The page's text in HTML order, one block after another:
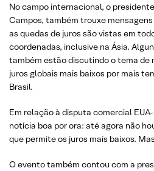
No campo internacional, o
Campos, também trouxe
as quedas de juros são vistas em
coordenadas, inclusive na Ásia.
também estão discutindo o tema de
juros globais mais baixos por mais
Brasil.
Em relação à disputa comercial
notícia boa por ora: até agora não
que permite os juros mais baixos.
O evento também contou com a